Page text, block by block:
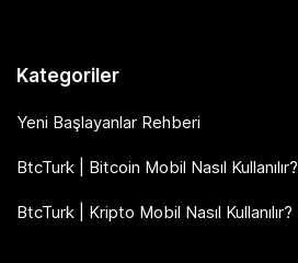
Kategoriler
Yeni Başlayanlar Rehberi
BtcTurk | Bitcoin Mobil Nasıl Kullanılır?
BtcTurk | Kripto Mobil Nasıl Kullanılır?